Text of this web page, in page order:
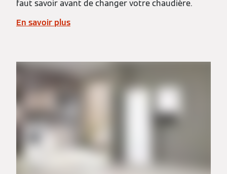
faut savoir avant de changer votre chaudière.
En savoir plus